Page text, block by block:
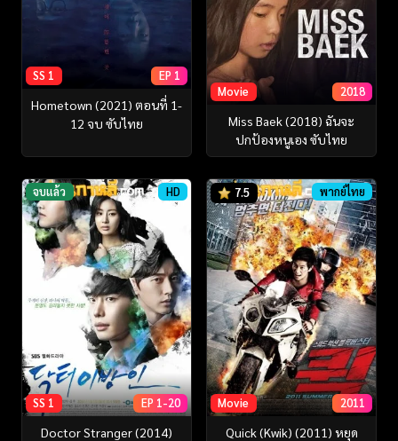
SS 1 EP 1
Hometown (2021) ตอนที่ 1-
12 จบ ซับไทย
Movie 2018
Miss Baek (2018) ฉันจะ
ปกป้องหนูเอง ซับไทย
จบแล้ว HD
SS 1 EP 1-20
Doctor Stranger (2014)
7.5 พากย์ไทย
Movie 2011
Quick (Kwik) (2011) หยุด